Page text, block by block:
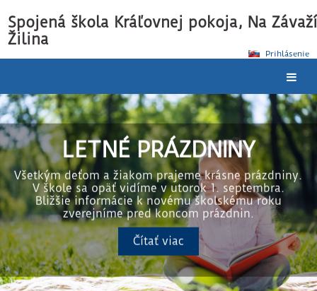
Spojená škola Kráľovnej pokoja, Na
Žilina
Prihlásenie
Home
LETNÉ PRÁZDNINY
Všetkým deťom a žiakom prajeme krásne prázdniny.
V škole sa opäť vidíme v utorok 1. septembra.
Bližšie informácie k novému školskému roku
zverejníme pred koncom prázdnin.
Čítať viac